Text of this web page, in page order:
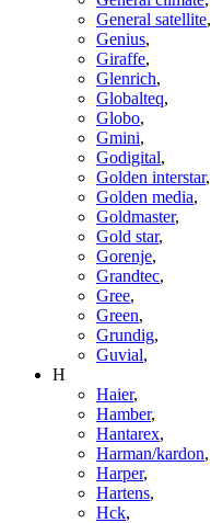
General satellite,
Genius,
Giraffe,
Glenrich,
Globalteq,
Globo,
Gmini,
Godigital,
Golden interstar,
Golden media,
Goldmaster,
Gold star,
Gorenje,
Grandtec,
Gree,
Green,
Grundig,
Guvial,
H
Haier,
Hamber,
Hantarex,
Harman/kardon,
Harper,
Hartens,
Hck,